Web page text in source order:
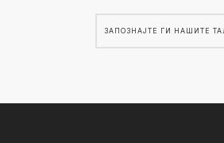
ЗАПОЗНАЈТЕ ГИ НАШИТЕ